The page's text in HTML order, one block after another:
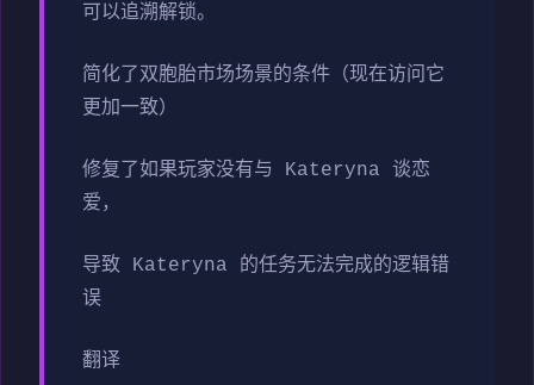
可以追溯解锁。
简化了双胞胎市场场景的条件（现在访问它
更加一致）
修复了如果玩家没有与 Kateryna 谈恋
爱，
导致 Kateryna 的任务无法完成的逻辑错
误
翻译